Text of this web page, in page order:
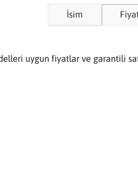
İsim
uygun fiyatlar ve garantili